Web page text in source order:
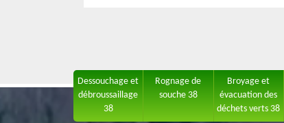
Dessouchage et
débroussaillage
38
Rognage de
souche 38
Broyage et
évacuation des
déchets verts 38